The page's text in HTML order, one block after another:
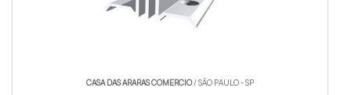
CASA DAS ARARAS COMERCIO/ SÃO PAULO - SP